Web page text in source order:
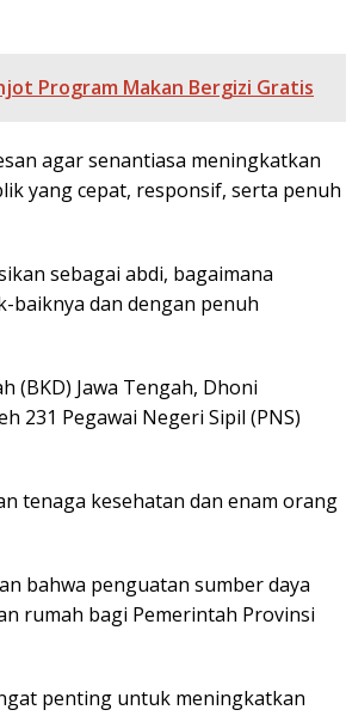
Program Makan Bergizi Gratis
agar senantiasa meningkatkan
yang cepat, responsif, serta penuh
sebagai abdi, bagaimana
baiknya dan dengan penuh
(BKD) Jawa Tengah, Dhoni
231 Pegawai Negeri Sipil (PNS)
tenaga kesehatan dan enam orang
bahwa penguatan sumber daya
rumah bagi Pemerintah Provinsi
penting untuk meningkatkan